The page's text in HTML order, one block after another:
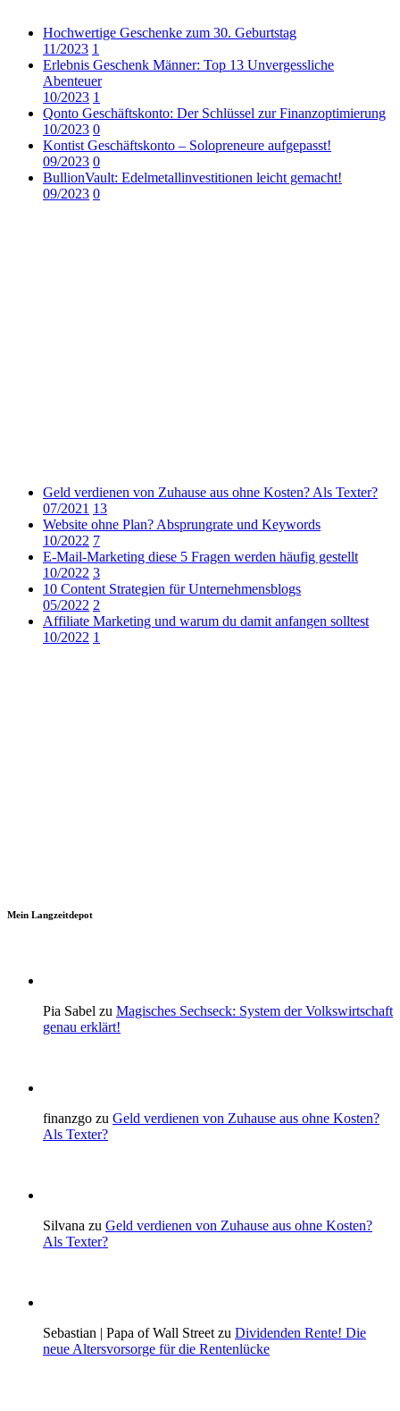
Hochwertige Geschenke zum 30. Geburtstag
11/2023 1
Erlebnis Geschenk Männer: Top 13 Unvergessliche
Abenteuer
10/2023 1
Qonto Geschäftskonto: Der Schlüssel zur Finanzoptimierung
10/2023 0
Kontist Geschäftskonto – Solopreneure aufgepasst!
09/2023 0
BullionVault: Edelmetallinvestitionen leicht gemacht!
09/2023 0
Geld verdienen von Zuhause aus ohne Kosten? Als Texter?
07/2021 13
Website ohne Plan? Absprungrate und Keywords
10/2022 7
E-Mail-Marketing diese 5 Fragen werden häufig gestellt
10/2022 3
10 Content Strategien für Unternehmensblogs
05/2022 2
Affiliate Marketing und warum du damit anfangen solltest
10/2022 1
Mein Langzeitdepot
Pia Sabel zu Magisches Sechseck: System der Volkswirtschaft
genau erklärt!
finanzgo zu Geld verdienen von Zuhause aus ohne Kosten?
Als Texter?
Silvana zu Geld verdienen von Zuhause aus ohne Kosten?
Als Texter?
Sebastian | Papa of Wall Street zu Dividenden Rente! Die
neue Altersvorsorge für die Rentenlücke